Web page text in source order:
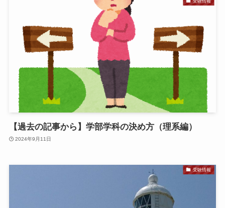
【過去の記事から】学部学科の決め方（理系編）
2024年9月11日
受験情報